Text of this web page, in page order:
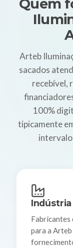
Quem
Arteb
sacados
recebível,
100%
tipicamente
Fabricantes
para a